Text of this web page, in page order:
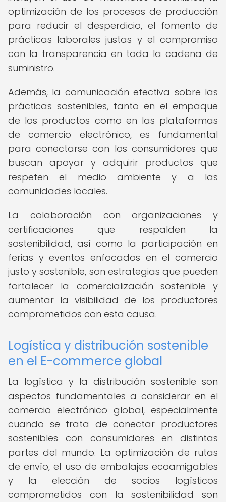
optimización de los procesos de producción
para reducir el desperdicio, el fomento de
prácticas laborales justas y el compromiso
con la transparencia en toda la cadena de
suministro.
Además, la comunicación efectiva sobre las
prácticas sostenibles, tanto en el empaque
de los productos como en las plataformas
de comercio electrónico, es fundamental
para conectarse con los consumidores que
buscan apoyar y adquirir productos que
respeten el medio ambiente y a las
comunidades locales.
La colaboración con organizaciones y
certificaciones que respalden la
sostenibilidad, así como la participación en
ferias y eventos enfocados en el comercio
justo y sostenible, son estrategias que pueden
fortalecer la comercialización sostenible y
aumentar la visibilidad de los productores
comprometidos con esta causa.
Logística y distribución sostenible
en el E-commerce global
La logística y la distribución sostenible son
aspectos fundamentales a considerar en el
comercio electrónico global, especialmente
cuando se trata de conectar productores
sostenibles con consumidores en distintas
partes del mundo. La optimización de rutas
de envío, el uso de embalajes ecoamigables
y la elección de socios logísticos
comprometidos con la sostenibilidad son